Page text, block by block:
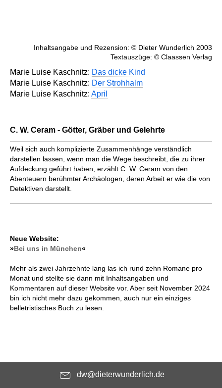
Inhaltsangabe und Rezension: © Dieter Wunderlich 2003
Textauszüge: © Claassen Verlag
Marie Luise Kaschnitz: Das dicke Kind
Marie Luise Kaschnitz: Der Strohhalm
Marie Luise Kaschnitz: April
C. W. Ceram - Götter, Gräber und Gelehrte
Weil sich auch komplizierte Zusammenhänge verständlich
darstellen lassen, wenn man die Wege beschreibt, die zu ihrer
Aufdeckung geführt haben, erzählt C. W. Ceram von den
Abenteuern berühmter Archäologen, deren Arbeit er wie die von
Detektiven darstellt.
Neue Website:
»Bei uns in München«
Mehr als zwei Jahrzehnte lang las ich rund zehn Romane pro
Monat und stellte sie dann mit Inhaltsangaben und
Kommentaren auf dieser Website vor. Aber seit November 2024
bin ich nicht mehr dazu gekommen, auch nur ein einziges
belletristisches Buch zu lesen.
dw@dieterwunderlich.de